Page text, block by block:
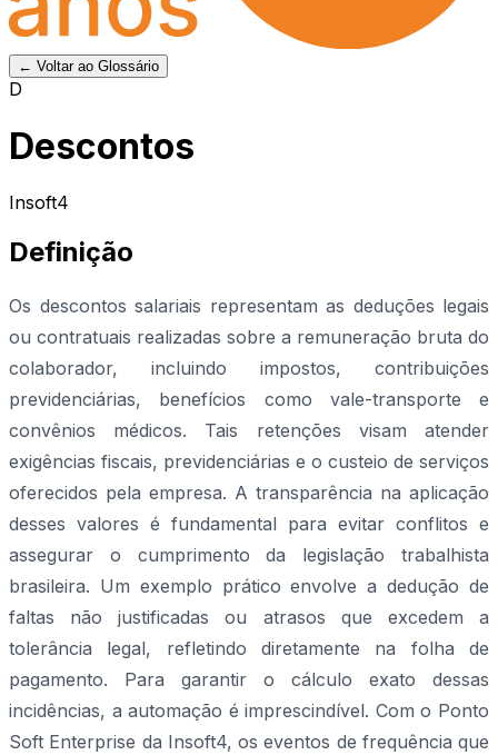
← Voltar ao Glossário
D
Descontos
Insoft4
Definição
Os descontos salariais representam as deduções legais
ou contratuais realizadas sobre a remuneração bruta do
colaborador, incluindo impostos, contribuições
previdenciárias, benefícios como vale-transporte e
convênios médicos. Tais retenções visam atender
exigências fiscais, previdenciárias e o custeio de serviços
oferecidos pela empresa. A transparência na aplicação
desses valores é fundamental para evitar conflitos e
assegurar o cumprimento da legislação trabalhista
brasileira. Um exemplo prático envolve a dedução de
faltas não justificadas ou atrasos que excedem a
tolerância legal, refletindo diretamente na folha de
pagamento. Para garantir o cálculo exato dessas
incidências, a automação é imprescindível. Com o Ponto
Soft Enterprise da Insoft4, os eventos de frequência que